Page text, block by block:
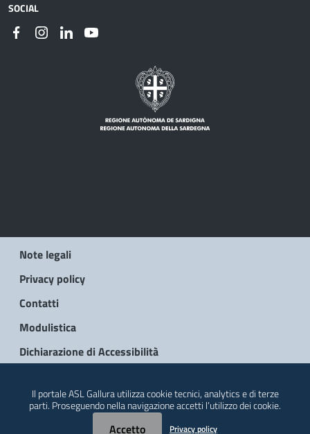
SOCIAL
Note legali
Privacy policy
Contatti
Modulistica
Dichiarazione di Accessibilità
© 2026 Regione Autonoma della Sardegna
Il portale ASL Gallura utilizza cookie tecnici, analytics e di terze
parti. Proseguendo nella navigazione accetti l’utilizzo dei cookie.
Accetto Privacy policy